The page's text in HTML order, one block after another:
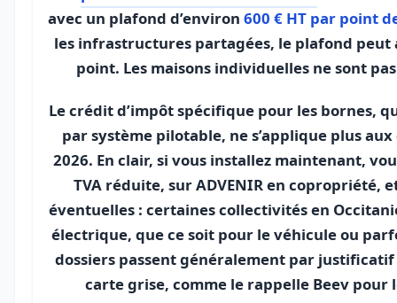
avec un plafond d’environ 600 € HT par point
les infrastructures partagées, le plafond peut
point. Les maisons individuelles ne sont
Le crédit d’impôt spécifique pour les bornes,
par système pilotable, ne s’applique plus
2026. En clair, si vous installez maintenant,
TVA réduite, sur ADVENIR en copropriété,
éventuelles : certaines collectivités en
électrique, que ce soit pour le véhicule ou
dossiers passent généralement par
carte grise, comme le rappelle Beev pour